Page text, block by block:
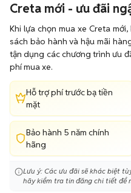
Creta mới - ưu đãi
Khi lựa chọn mua xe Creta
sách bảo hành và hậu mãi
tận dụng các chương trình ưu
phí mua xe.
Hỗ trợ phí trước bạ tiền
mặt
Bảo hành 5 năm chính
hãng
Lưu ý: Các ưu đãi sẽ khác biệt
hãy kiểm tra tin đăng chi tiết để